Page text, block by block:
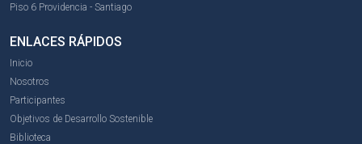
Piso 6 Providencia - Santiago
ENLACES RÁPIDOS
Inicio
Nosotros
Participantes
Objetivos de Desarrollo Sostenible
Biblioteca